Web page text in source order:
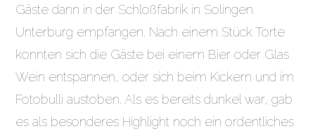
Gäste dann in der Schloßfabrik in Solingen
Unterburg empfangen. Nach einem Stück Torte
konnten sich die Gäste bei einem Bier oder Glas
Wein entspannen, oder sich beim Kickern und im
Fotobulli austoben. Als es bereits dunkel war, gab
es als besonderes Highlight noch ein ordentliches